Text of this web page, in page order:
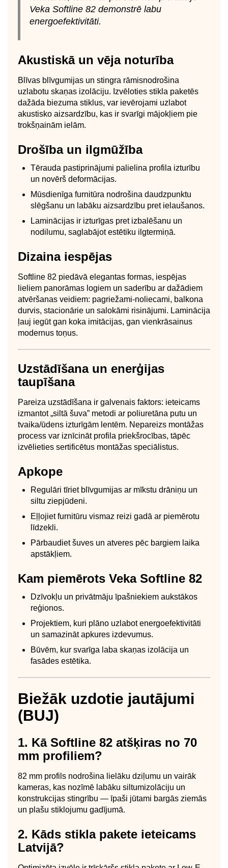
Veka Softline 82 demonstrē labu
energoefektivitāti.
Akustiskā un vēja noturība
Blīvas blīvgumijas un stingra rāmisnodrošina
uzlabotu skaņas izolāciju. Izvēloties stikla paketēs
dažāda biezuma stiklus, var ievērojami uzlabot
akustisko aizsardzību, kas ir svarīgi mājokļiem pie
trokšņainām ielām.
Drošība un ilgmūžība
Tērauda pastiprinājumi palielina profila izturību
un novērš deformācijas.
Mūsdienīga furnitūra nodrošina daudzpunktu
slēgšanu un labāku aizsardzību pret ielaušanos.
Laminācijas ir izturīgas pret izbalēšanu un
nodilumu, saglabājot estētiku ilgtermiņā.
Dizaina iespējas
Softline 82 piedāvā elegantas formas, iespējas
lieliem panorāmas logiem un saderību ar dažādiem
atvēršanas veidiem: pagriežami-noliecami, balkona
durvis, stacionārie un salokāmi risinājumi. Laminācija
ļauj iegūt gan koka imitācijas, gan vienkrāsainus
modernus toņus.
Uzstādīšana un enerģijas
taupīšana
Pareiza uzstādīšana ir galvenais faktors: ieteicams
izmantot „siltā šuva” metodi ar poliuretāna putu un
tvaika/ūdens izturīgām lentēm. Nepareizs montāžas
process var iznīcināt profila priekšrocības, tāpēc
izvēlieties sertificētus montāžas speciālistus.
Apkope
Regulāri tīriet blīvgumijas ar mīkstu drāniņu un
siltu ziepjūdeni.
Eļļojiet furnitūru vismaz reizi gadā ar piemērotu
līdzekli.
Pārbaudiet šuves un atveres pēc bargiem laika
apstākļiem.
Kam piemērots Veka Softline 82
Dzīvokļu un privātmāju īpašniekiem aukstākos
reģionos.
Projektiem, kuri plāno uzlabot energoefektivitāti
un samazināt apkures izdevumus.
Būvēm, kur svarīga laba skaņas izolācija un
fasādes estētika.
Biežāk uzdotie jautājumi
(BUJ)
1. Kā Softline 82 atšķiras no 70
mm profiliem?
82 mm profils nodrošina lielāku dziļumu un vairāk
kameras, kas nozīmē labāku siltumizolāciju un
konstrukcijas stingrību — īpaši jūtami bargās ziemās
un plašu stiklojumu gadījumā.
2. Kāds stikla pakete ieteicams
Latvijā?